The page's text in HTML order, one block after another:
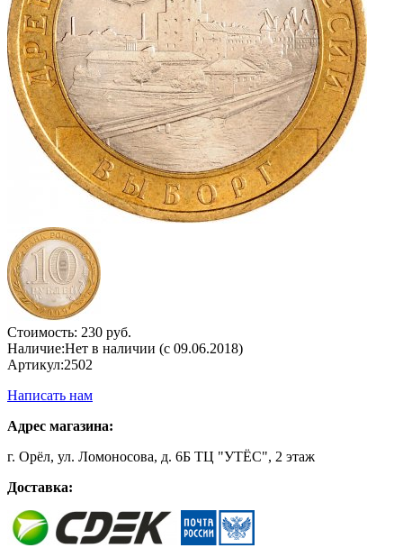
Стоимость: 230 руб.
Наличие:Нет в наличии (с 09.06.2018)
Артикул:2502
Написать нам
Адрес магазина:
г. Орёл, ул. Ломоносова, д. 6Б ТЦ "УТЁС", 2 этаж
Доставка: